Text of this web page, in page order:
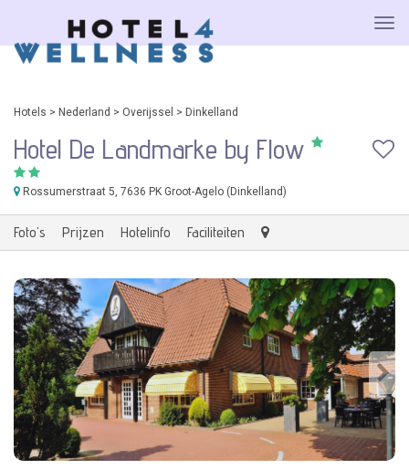
Hotels > Nederland > Overijssel > Dinkelland
Hotel De Landmarke by Flow
Rossumerstraat 5, 7636 PK Groot-Agelo (Dinkelland)
Foto's Prijzen Hotelinfo Faciliteiten